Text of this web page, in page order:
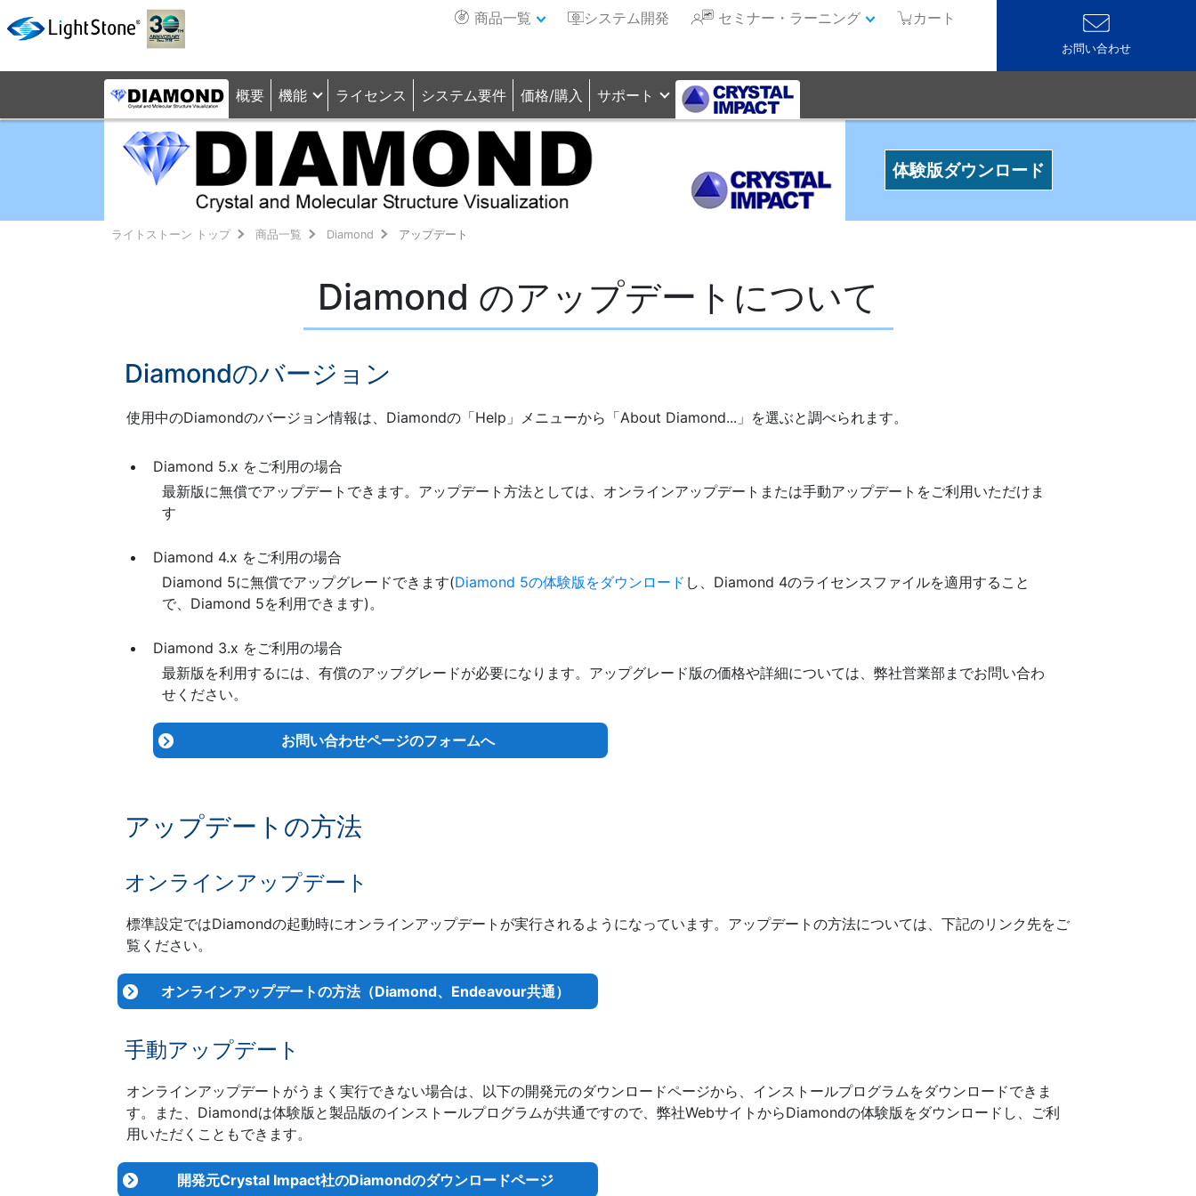
カート
セミナー・ラーニング
システム開発
商品一覧
お問い合わせ
概要 機能 ライセンス システム要件 価格/購入 サポート
体験版ダウンロード
ライトストーン トップ 商品一覧 Diamond アップデート
Diamond のアップデートについて
Diamondのバージョン
使用中のDiamondのバージョン情報は、Diamondの「Help」メニューから「About Diamond...」を選ぶと調べられます。
Diamond 5.x をご利用の場合
最新版に無償でアップデートできます。アップデート方法としては、オンラインアップデートまたは手動アップデートをご利用いただけま
す
Diamond 4.x をご利用の場合
Diamond 5に無償でアップグレードできます(Diamond 5の体験版をダウンロード し、Diamond 4のライセンスファイルを適用すること
で、Diamond 5を利用できます)。
Diamond 3.x をご利用の場合
最新版を利用するには、有償のアップグレードが必要になります。アップグレード版の価格や詳細については、弊社営業部までお問い合わ
せください。
お問い合わせページのフォームへ
アップデートの方法
オンラインアップデート
標準設定ではDiamondの起動時にオンラインアップデートが実行されるようになっています。アップデートの方法については、下記のリンク先をご
覧ください。
オンラインアップデートの方法（Diamond、Endeavour共通）
手動アップデート
オンラインアップデートがうまく実行できない場合は、以下の開発元のダウンロードページから、インストールプログラムをダウンロードできま
す。また、Diamondは体験版と製品版のインストールプログラムが共通ですので、弊社WebサイトからDiamondの体験版をダウンロードし、ご利
用いただくこともできます。
開発元Crystal Impact社のDiamondのダウンロードページ